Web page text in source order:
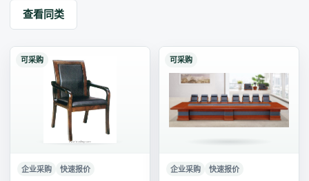
查看同类
可采购
企业采购 快速报价
可采购
企业采购 快速报价